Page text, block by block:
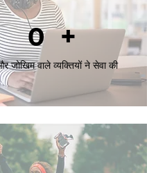
0 +
जोखिम वाले व्यक्तियों ने सेवा की